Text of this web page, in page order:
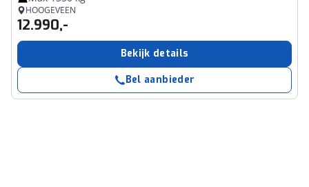
HOOGEVEEN
12.990,-
Bekijk details
Bel aanbieder